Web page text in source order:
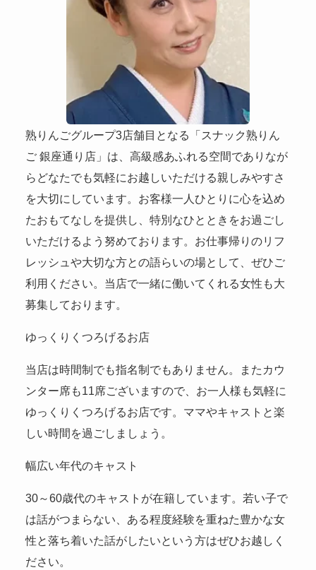
熟りんごグループ3店舗目となる「スナック熟りん
ご 銀座通り店」は、高級感あふれる空間でありなが
らどなたでも気軽にお越しいただける親しみやすさ
を大切にしています。お客様一人ひとりに心を込め
たおもてなしを提供し、特別なひとときをお過ごし
いただけるよう努めております。お仕事帰りのリフ
レッシュや大切な方との語らいの場として、ぜひご
利用ください。当店で一緒に働いてくれる女性も大
募集しております。
ゆっくりくつろげるお店
当店は時間制でも指名制でもありません。またカウ
ンター席も11席ございますので、お一人様も気軽に
ゆっくりくつろげるお店です。ママやキャストと楽
しい時間を過ごしましょう。
幅広い年代のキャスト
30～60歳代のキャストが在籍しています。若い子で
は話がつまらない、ある程度経験を重ねた豊かな女
性と落ち着いた話がしたいという方はぜひお越しく
ださい。